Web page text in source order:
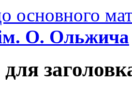
основного
О. Ольжича